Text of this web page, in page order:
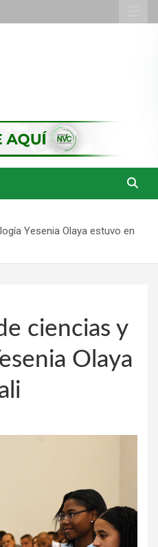
Yesenia Olaya estuvo en
ciencias y
Olaya